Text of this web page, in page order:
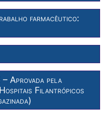
farmacêutico:
Aprovada pela
Filantrópicos